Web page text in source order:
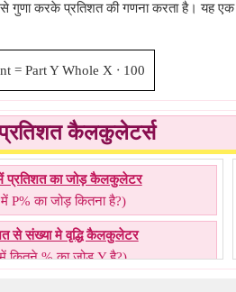
गुणा करके प्रतिशत की गणना करता है। यह
= Part Y Whole X ⋅ 100
कैलकुलेटर्स
प्रतिशत का जोड़ कैलकुलेटर
P% का जोड़ कितना है?)
से संख्या मे वृद्धि कैलकुलेटर
कितने % का जोड़ Y है?)